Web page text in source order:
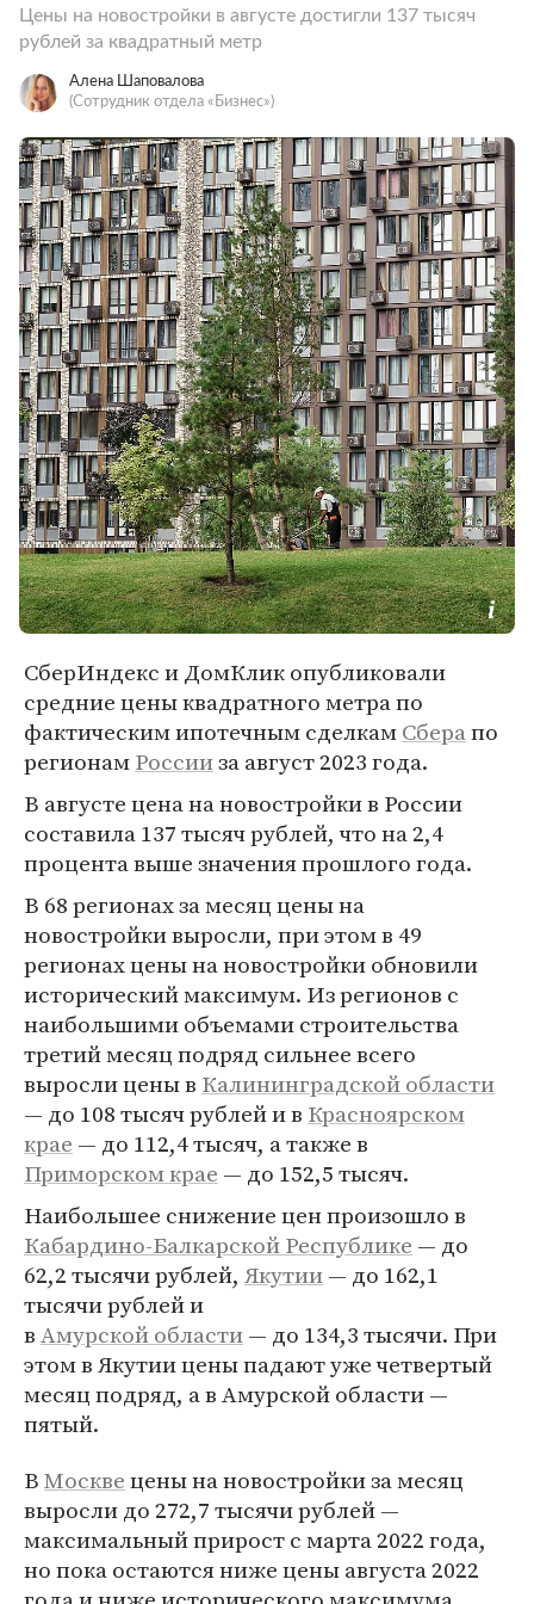
Цены на новостройки в августе достигли 137 тысяч
рублей за квадратный метр
Алена Шаповалова
(Сотрудник отдела «‎Бизнес»)
СберИндекс и ДомКлик опубликовали
средние цены квадратного метра по
фактическим ипотечным сделкамСберапо
регионамРоссииза август 2023 года.
В августе цена на новостройки в России
составила 137 тысяч рублей, что на 2,4
процента выше значения прошлого года.
В 68 регионах за месяц цены на
новостройки выросли, при этом в 49
регионах цены на новостройки обновили
исторический максимум. Из регионов с
наибольшими объемами строительства
третий месяц подряд сильнее всего
выросли цены в Калининградской области
— до 108 тысяч рублей и в Красноярском
крае — до 112,4 тысяч, а также в
Приморском крае — до 152,5 тысяч.
Наибольшее снижение цен произошло в
Кабардино-Балкарской Республике — до
62,2 тысячи рублей, Якутии— до 162,1
тысячи рублей и
вАмурской области— до 134,3 тысячи. При
этом в Якутии цены падают уже четвертый
месяц подряд, а в Амурской области —
пятый.
ВМосквецены на новостройки за месяц
выросли до 272,7 тысячи рублей —
максимальный прирост с марта 2022 года,
но пока остаются ниже цены августа 2022